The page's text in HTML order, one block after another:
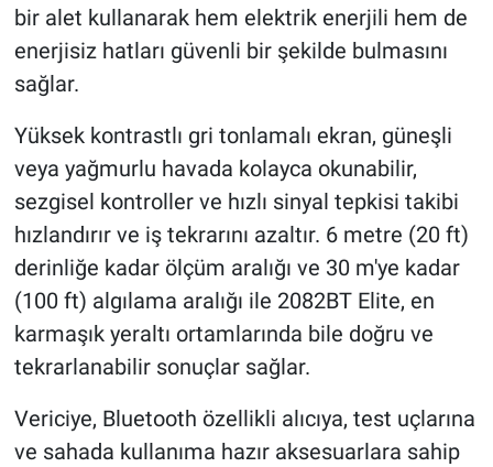
bir alet kullanarak hem elektrik enerjili hem de
enerjisiz hatları güvenli bir şekilde bulmasını
sağlar.
Yüksek kontrastlı gri tonlamalı ekran, güneşli
veya yağmurlu havada kolayca okunabilir,
sezgisel kontroller ve hızlı sinyal tepkisi takibi
hızlandırır ve iş tekrarını azaltır. 6 metre (20 ft)
derinliğe kadar ölçüm aralığı ve 30 m'ye kadar
(100 ft) algılama aralığı ile 2082BT Elite, en
karmaşık yeraltı ortamlarında bile doğru ve
tekrarlanabilir sonuçlar sağlar.
Vericiye, Bluetooth özellikli alıcıya, test uçlarına
ve sahada kullanıma hazır aksesuarlara sahip